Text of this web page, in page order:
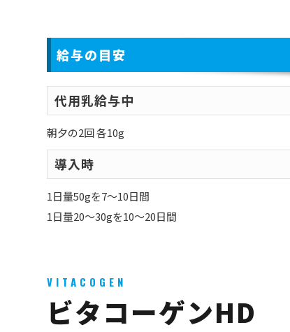
給与の目安
代用乳給与中
朝夕の2回 各10g
導入時
1日量50gを7～10日間
1日量20～30gを10～20日間
VITACOGEN
ビタコーゲンHD